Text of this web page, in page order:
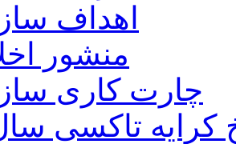
اهداف
منشور
چارت کاری
تاکسی سال